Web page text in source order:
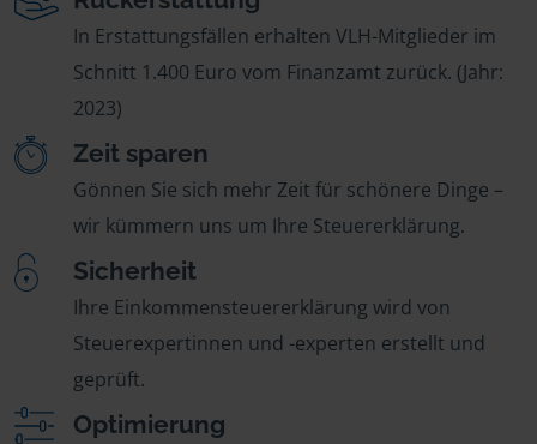
In Erstattungsfällen erhalten VLH-Mitglieder im
Schnitt 1.400 Euro vom Finanzamt zurück. (Jahr:
2023)
Zeit sparen
Gönnen Sie sich mehr Zeit für schönere Dinge –
wir kümmern uns um Ihre Steuererklärung.
Sicherheit
Ihre Einkommensteuererklärung wird von
Steuerexpertinnen und -experten erstellt und
geprüft.
Optimierung